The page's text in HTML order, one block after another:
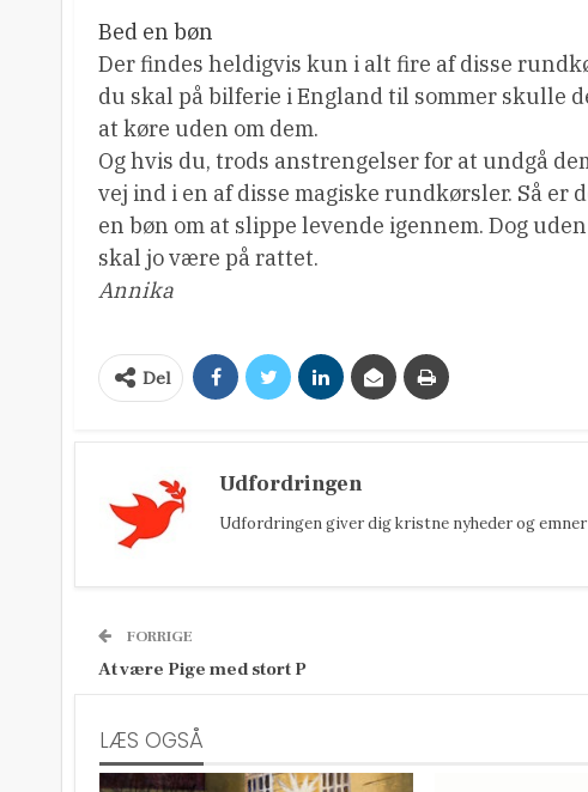
Bed en bøn
Der findes heldigvis kun i alt fire af disse
du skal på bilferie i England til sommer skulle
at køre uden om dem.
Og hvis du, trods anstrengelser for at undgå
vej ind i en af disse magiske rundkørsler. Så
en bøn om at slippe levende igennem. Dog
skal jo være på rattet.
Annika
Del
Udfordringen
Udfordringen giver dig kristne nyheder og
FORRIGE
At være Pige med stort P
LÆS OGSÅ